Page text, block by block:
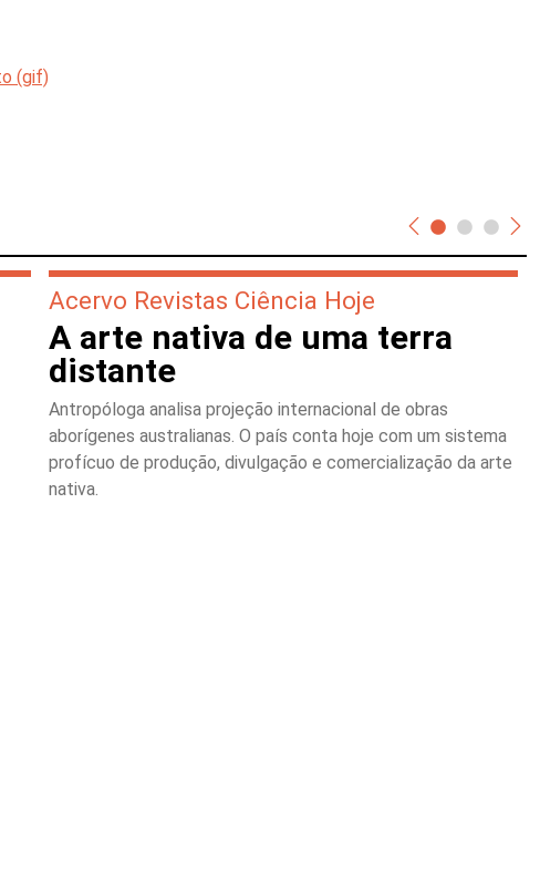
Acervo Revistas Ciência Hoje
A arte nativa de uma terra
distante
Antropóloga analisa projeção internacional de obras
aborígenes australianas. O país conta hoje com um sistema
profícuo de produção, divulgação e comercialização da arte
nativa.